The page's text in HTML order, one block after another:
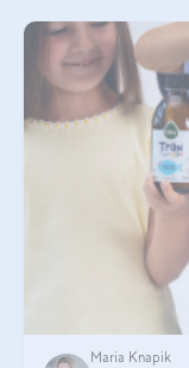
Maria Knapik